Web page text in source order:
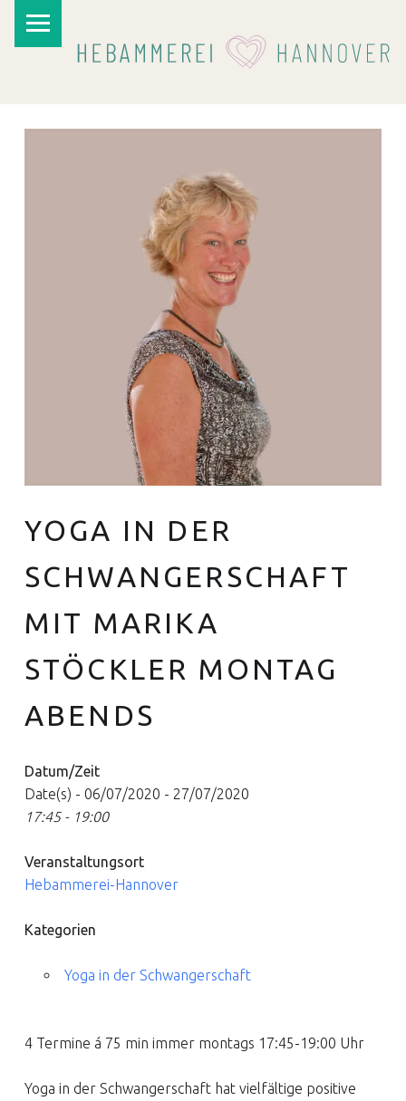
YOGA IN DER
SCHWANGERSCHAFT
MIT MARIKA
STÖCKLER MONTAG
ABENDS
Datum/Zeit
Date(s) - 06/07/2020 - 27/07/2020
17:45 - 19:00
Veranstaltungsort
Hebammerei-Hannover
Kategorien
Yoga in der Schwangerschaft
4 Termine á 75 min immer montags 17:45-19:00 Uhr
Yoga in der Schwangerschaft hat vielfältige positive